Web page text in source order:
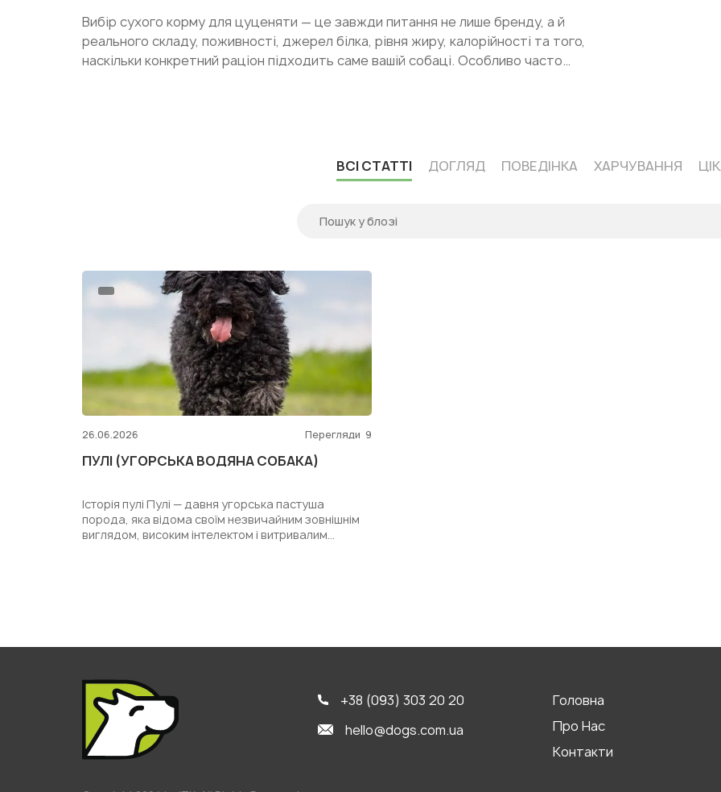
Вибір сухого корму для цуценяти — це завжди питання не лише бренду, а й
реального складу, поживності, джерел білка, рівня жиру, калорійності та того,
наскільки конкретний раціон підходить саме вашій собаці. Особливо часто
ВСІ СТАТТІ ДОГЛЯД ПОВЕДІНКА ХАРЧУВАННЯ
26.06.2026 Перегляди 9
ПУЛІ (УГОРСЬКА ВОДЯНА СОБАКА)
Історія пулі Пулі — давня угорська пастуша
порода, яка відома своїм незвичайним зовнішнім
виглядом, високим інтелектом і витривалим
+38 (093) 303 20 20
hello@dogs.com.ua
Головна
Про Нас
Контакти